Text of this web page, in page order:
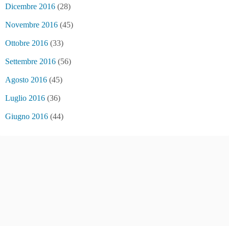
Dicembre 2016 (28)
Novembre 2016 (45)
Ottobre 2016 (33)
Settembre 2016 (56)
Agosto 2016 (45)
Luglio 2016 (36)
Giugno 2016 (44)